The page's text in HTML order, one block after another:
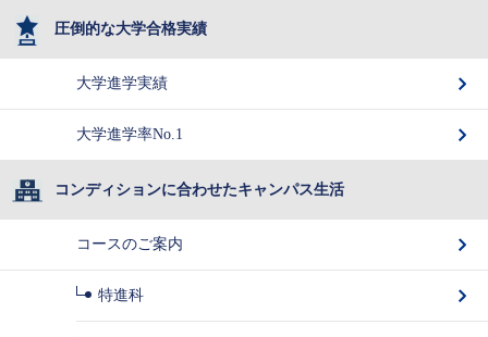
圧倒的な大学合格実績
大学進学実績
大学進学率No.1
コンディションに合わせたキャンパス生活
コースのご案内
特進科